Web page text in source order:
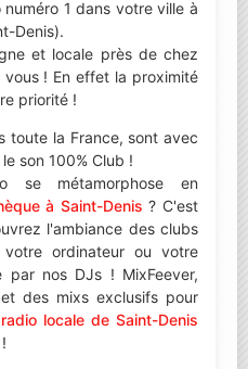
numéro 1 dans votre ville à
Denis).
et locale près de chez
! En effet la proximité
priorité !
toute la France, sont avec
son 100% Club !
métamorphose en
à Saint-Denis ? C'est
l'ambiance des clubs
ordinateur ou votre
par nos DJs ! MixFeever,
des mixs exclusifs pour
radio locale de Saint-Denis